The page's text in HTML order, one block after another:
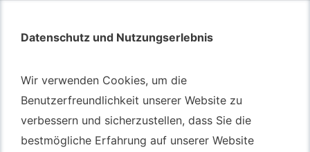
Datenschutz und Nutzungserlebnis
Wir verwenden Cookies, um die
Benutzerfreundlichkeit unserer Website zu
verbessern und sicherzustellen, dass Sie die
bestmögliche Erfahrung auf unserer Website
Datenschutz und Nutzungserlebnis
Wir verwenden Cookies, um die
Benutzerfreundlichkeit unserer Website zu
verbessern und sicherzustellen, dass Sie die
bestmögliche Erfahrung auf unserer Website
Autotransport Bochum
Autotransport Düsseldorf
Autotransport Essen